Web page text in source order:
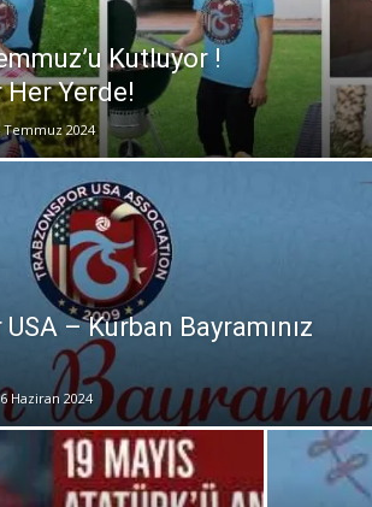
Kutluyor !
Yerde!
Temmuz 2024
– Kurban Bayramınız
Haziran 2024